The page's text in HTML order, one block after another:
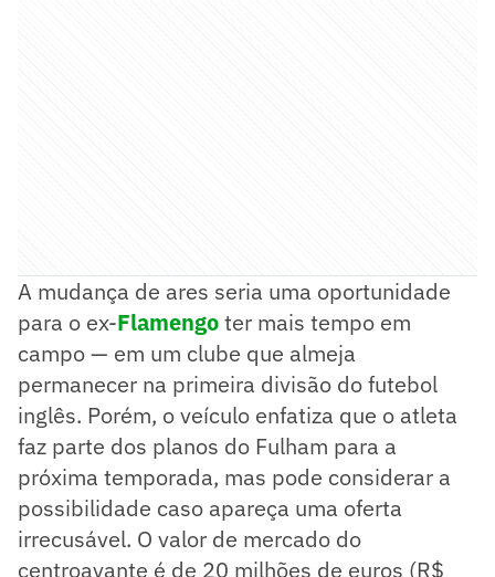
A mudança de ares seria uma oportunidade
para o ex-Flamengoter mais tempo em
campo — em um clube que almeja
permanecer na primeira divisão do futebol
inglês. Porém, o veículo enfatiza que o atleta
faz parte dos planos do Fulham para a
próxima temporada, mas pode considerar a
possibilidade caso apareça uma oferta
irrecusável. O valor de mercado do
centroavante é de 20 milhões de euros (R$